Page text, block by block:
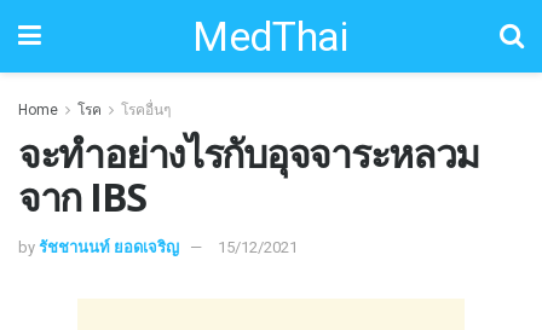
MedThai
Home โรค โรคอื่นๆ
จะทำอย่างไรกับอุจจาระหลวม
จาก IBS
by รัชชานนท์ ยอดเจริญ 15/12/2021